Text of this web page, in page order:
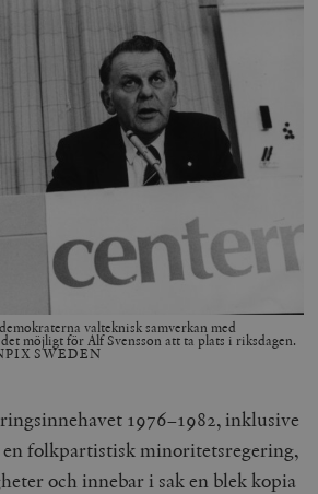
valteknisk samverkan med
möjligt för Alf Svensson att ta plats i riksdagen.
SWEDEN
1976–1982, inklusive
folkpartistisk minoritetsregering,
och innebar i sak en blek kopia